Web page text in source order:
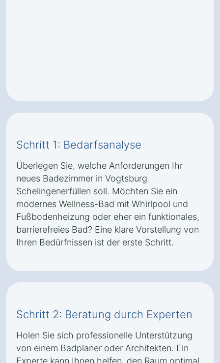
Schritt 1: Bedarfsanalyse
Überlegen Sie, welche Anforderungen Ihr
neues Badezimmer in Vogtsburg
Schelingenerfüllen soll. Möchten Sie ein
modernes Wellness-Bad mit Whirlpool und
Fußbodenheizung oder eher ein funktionales,
barrierefreies Bad? Eine klare Vorstellung von
Ihren Bedürfnissen ist der erste Schritt.
Schritt 2: Beratung durch Experten
Holen Sie sich professionelle Unterstützung
von einem Badplaner oder Architekten. Ein
Experte kann Ihnen helfen, den Raum optimal